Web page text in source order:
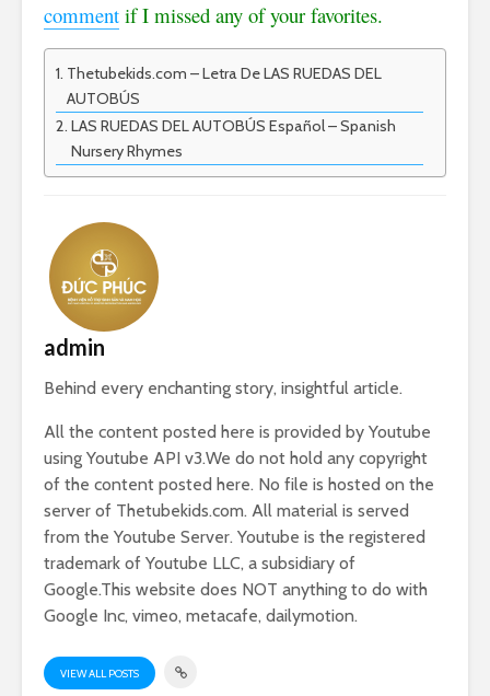
comment if I missed any of your favorites.
Thetubekids.com – Letra De LAS RUEDAS DEL
AUTOBÚS
LAS RUEDAS DEL AUTOBÚS Español – Spanish
Nursery Rhymes
admin
Behind every enchanting story, insightful article.
All the content posted here is provided by Youtube
using Youtube API v3.We do not hold any copyright
of the content posted here. No file is hosted on the
server of Thetubekids.com. All material is served
from the Youtube Server. Youtube is the registered
trademark of Youtube LLC, a subsidiary of
Google.This website does NOT anything to do with
Google Inc, vimeo, metacafe, dailymotion.
VIEW ALL POSTS